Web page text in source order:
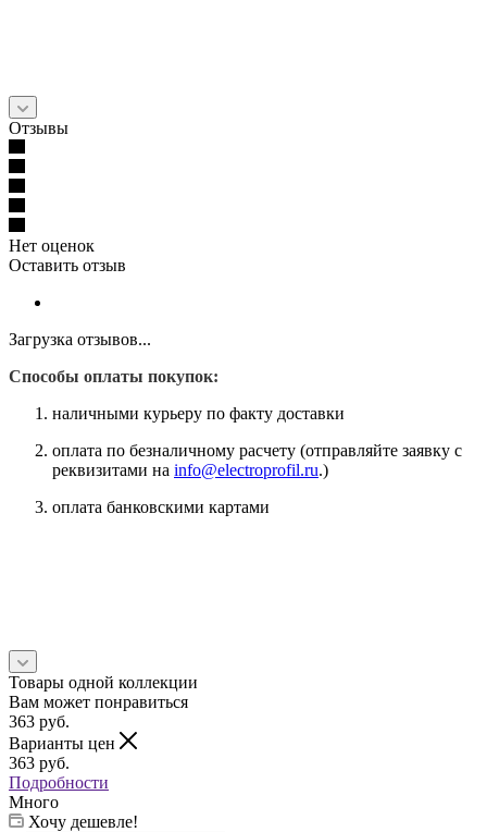
Отзывы
Нет оценок
Оставить отзыв
Загрузка отзывов...
Способы оплаты покупок:
наличными курьеру по факту доставки
оплата по безналичному расчету (отправляйте заявку с
реквизитами на info@electroprofil.ru.)
оплата банковскими картами
Товары одной коллекции
Вам может понравиться
363 руб.
Варианты цен
363 руб.
Подробности
Много
Хочу дешевле!